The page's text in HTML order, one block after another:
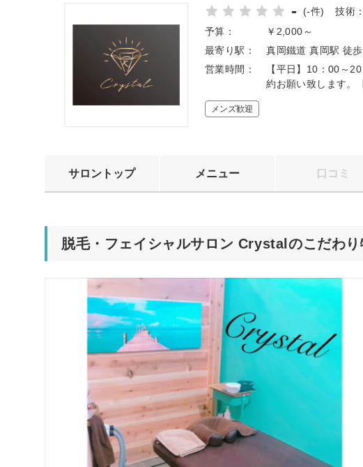
- (-件) 技術
予算：
￥2,000～
最寄り駅：
真岡鐵道 真岡駅 徒
営業時間：
【平日】10：00～
約お願い致します。
メンズ歓迎
サロントップ メニュー 口コミ
脱毛・フェイシャルサロン Crystalのこだわり